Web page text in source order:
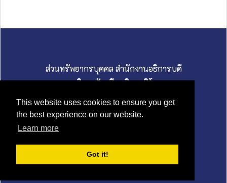
This website uses cookies to ensure you get
the best experience on our website.
Learn more
Got it!
ส่วนทรัพยากรบุคคล สำนักงานอธิการบดี
มหาวิทยาลัยศรีนครินทรวิโรฒ
114 สุขุมวิท 23 ถนนสุขุมวิท แขวงคลองเตยเหนือ
เขตวัฒนา กรุงเทพมหานคร 10110
02 649 5000 I hrswu@g.swu.ac.th